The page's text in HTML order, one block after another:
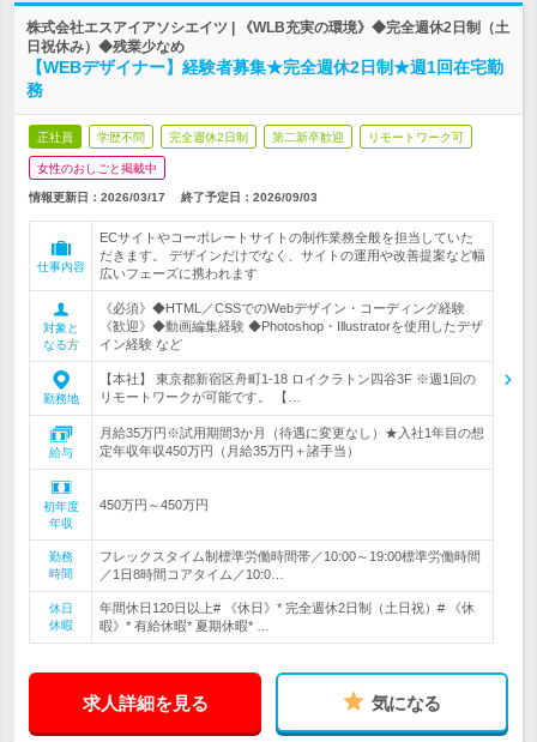
株式会社エスアイアソシエイツ | 《WLB充実の環境》◆完全週休2日制（土
日祝休み）◆残業少なめ
【WEBデザイナー】経験者募集★完全週休2日制★週1回在宅勤
務
正社員 学歴不問 完全週休2日制 第二新卒歓迎 リモートワーク可
女性のおしごと掲載中
情報更新日：2026/03/17 終了予定日： 2026/09/03
仕事内容
ECサイトやコーポレートサイトの制作業務全般を担当していた
だきます。 デザインだけでなく、サイトの運用や改善提案など幅
広いフェーズに携われます
対象と
なる方
《必須》◆HTML／CSSでのWebデザイン・コーディング経験
《歓迎》◆動画編集経験 ◆Photoshop・Illustratorを使用したデザ
イン経験 など
勤務地
【本社】 東京都新宿区舟町1-18 ロイクラトン四谷3F ※週1回の
リモートワークが可能です。 【…
給与
月給35万円※試用期間3か月（待遇に変更なし）★入社1年目の想
定年収年収450万円（月給35万円＋諸手当）
初年度
年収
450万円～450万円
勤務
時間
フレックスタイム制標準労働時間帯／10:00～19:00標準労働時間
／1日8時間コアタイム／10:0…
休日
休暇
年間休日120日以上# 《休日》* 完全週休2日制（土日祝）# 《休
暇》* 有給休暇* 夏期休暇* …
求人詳細を見る 気になる